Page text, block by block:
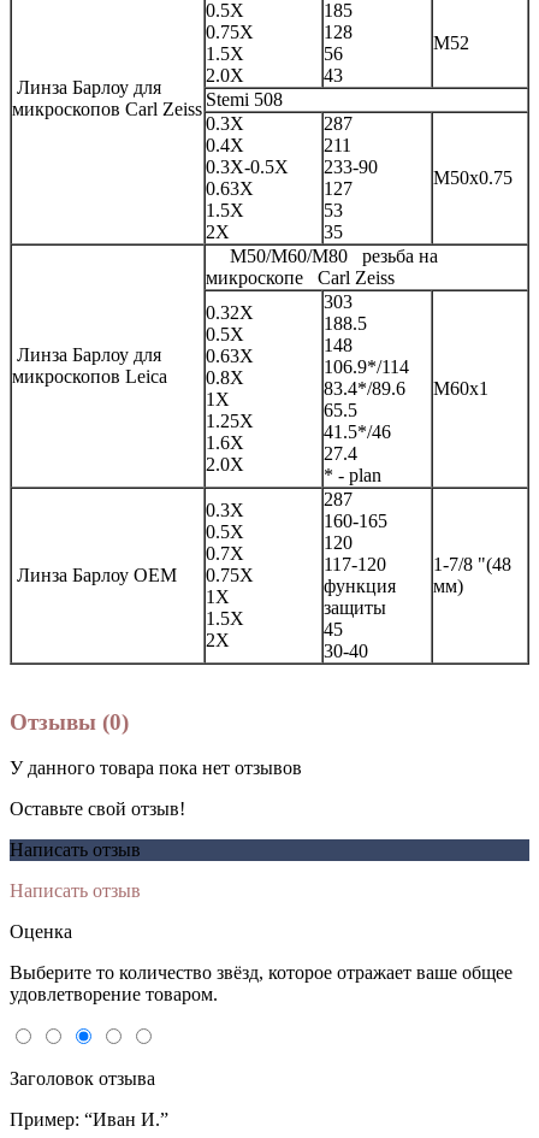
Линза Барлоу для
микроскопов Carl Zeiss
0.5X
0.75X
1.5X
2.0X
185
128
56
43
M52
Stemi 508
0.3X
0.4X
0.3X-0.5X
0.63X
1.5X
2X
287
211
233-90
127
53
35
M50x0.75
Линза Барлоу для
микроскопов Leica
M50/M60/M80 резьба на
микроскопе Carl Zeiss
0.32X
0.5X
0.63X
0.8X
1X
1.25X
1.6X
2.0X
303
188.5
148
106.9*/114
83.4*/89.6
65.5
41.5*/46
27.4
* - plan
M60x1
Линза Барлоу OEM
0.3X
0.5X
0.7X
0.75X
1X
1.5X
2X
287
160-165
120
117-120
функция
защиты
45
30-40
1-7/8 "(48
мм)
Отзывы (0)
У данного товара пока нет отзывов
Оставьте свой отзыв!
Написать отзыв
Написать отзыв
Оценка
Выберите то количество звёзд, которое отражает ваше общее
удовлетворение товаром.
Заголовок отзыва
Пример: “Иван И.”